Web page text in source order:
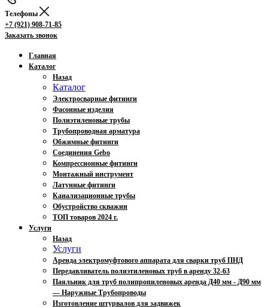
Телефоны
+7 (921) 908-71-85
Заказать звонок
Главная
Каталог
Назад
Каталог
Электросварные фитинги
Фасонные изделия
Полиэтиленовые трубы
Трубопроводная арматура
Обжимные фитинги
Соединения Gebo
Компрессионные фитинги
Монтажный инструмент
Латунные фитинги
Канализационные трубы
Обустройство скважин
ТОП товаров 2024 г.
Услуги
Назад
Услуги
Аренда электромуфтового аппарата для сварки труб ПНД
Передавливатель полиэтиленовых труб в аренду 32-63
Паяльник для труб полипропиленовых аренда Д40 мм - Д90 мм
— Наружные Трубопроводы
Изготовление штурвалов для задвижек